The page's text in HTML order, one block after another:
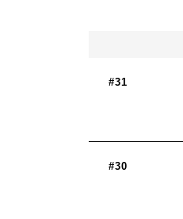
#31
#30